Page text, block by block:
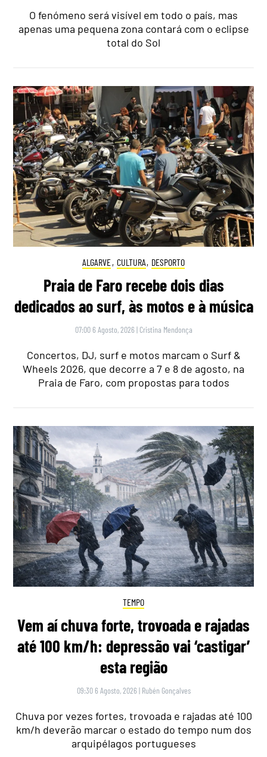
O fenómeno será visível em todo o país, mas
apenas uma pequena zona contará com o eclipse
total do Sol
ALGARVE, CULTURA, DESPORTO
Praia de Faro recebe dois dias
dedicados ao surf, às motos e à música
07:00 6 Agosto, 2026 | Cristina Mendonça
Concertos, DJ, surf e motos marcam o Surf &
Wheels 2026, que decorre a 7 e 8 de agosto, na
Praia de Faro, com propostas para todos
TEMPO
Vem aí chuva forte, trovoada e rajadas
até 100 km/h: depressão vai ‘castigar’
esta região
09:30 6 Agosto, 2026 | Rubén Gonçalves
Chuva por vezes fortes, trovoada e rajadas até 100
km/h deverão marcar o estado do tempo num dos
arquipélagos portugueses